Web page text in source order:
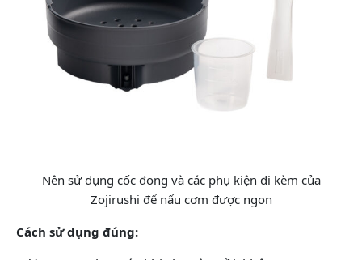
Nên sử dụng cốc đong và các phụ kiện đi kèm của
Zojirushi để nấu cơm được ngon
Cách sử dụng đúng: